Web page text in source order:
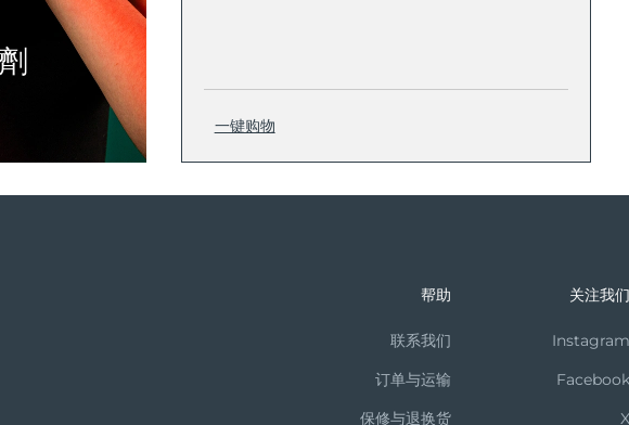
一键购物
帮助
联系我们
订单与运输
保修与退换货
关注我们
Instagram
Facebook
X